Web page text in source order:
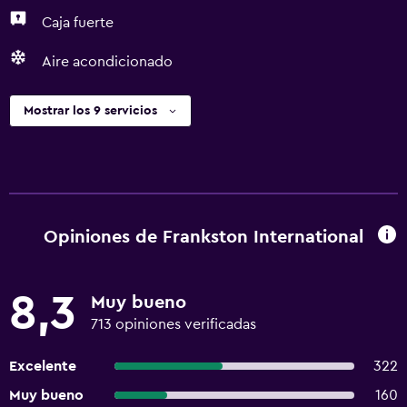
propiedad acepta tarjetas de crédito, tarjetas de débito y
efectivo. El personal de recepción recibirá a los
huéspedes al momento de su llegada. Al hacer el check-in,
vacunación completa contra el COVID-19. Todos los
servicio Se aceptan animales de servicio sin cargos ni
restricciones Instrucciones Generales Sin camas
ascensor Solo trabajadores esenciales: NO El
establecimiento se limpia con desinfectante Se
proporciona gel para manos gratis a los huéspedes Se
implementan medidas de distanciamiento social en el
implementando medidas para reforzar la limpieza Las
Caja fuerte
Aire acondicionado
Mostrar los 9 servicios
Opiniones de Frankston International
8,3 Muy bueno
713 opiniones verificadas
Excelente
322
Muy bueno
160